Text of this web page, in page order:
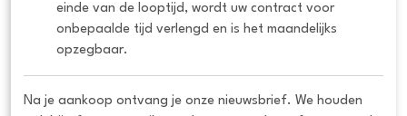
einde van de looptijd, wordt uw contract voor
onbepaalde tijd verlengd en is het maandelijks
opzegbaar.
Na je aankoop ontvang je onze nieuwsbrief. We houden